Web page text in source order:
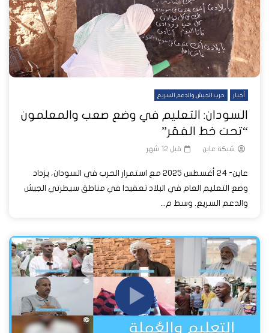
أخبار حرب الجيش والدعم السريع
السودان: التعليم في وضع صعب والمعلمون
“تحت خط الفقر”
شبكة عاين قبل 12 شهر
عاين- 24 أغسطس 2025 مع استمرار الحرب في السودان، يزداد
وضع التعليم العام في البلاد تعقيدا في مناطق سيطرتي الجيش
والدعم السريع. وسط م...